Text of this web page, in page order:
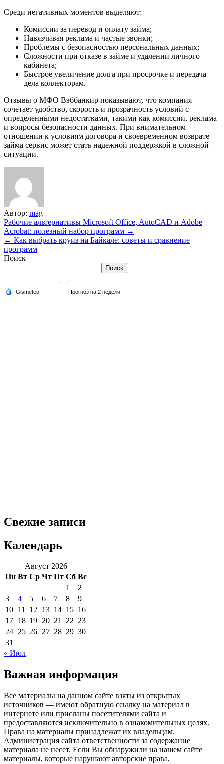
Среди негативных моментов выделяют:
Комиссии за перевод и оплату займа;
Навязчивая реклама и частые звонки;
Проблемы с безопасностью персональных данных;
Сложности при отказе в займе и удалении личного
кабинета;
Быстрое увеличение долга при просрочке и передача
дела коллекторам.
Отзывы о МФО Вэббанкир показывают, что компания
сочетает удобство, скорость и прозрачность условий с
определенными недостатками, такими как комиссии, реклама
и вопросы безопасности данных. При внимательном
отношении к условиям договора и своевременном возврате
займа сервис может стать надежной поддержкой в сложной
ситуации.
Автор: mag
Навигация
по
записям
Рабочие альтернативы Microsoft Office, AutoCAD и Adobe
Acrobat: полезный набор программ →
← Как выбрать круиз на Байкале: советы и сравнение
программ
Поиск
Поиск
Свежие записи
Календарь
Август 2026
Пн Вт Ср Чт Пт Сб Вс
1
2
3
4 5 6 7 8
9
10 11 12 13 14 15 16
17 18 19 20 21 22 23
24 25 26 27 28 29 30
31
« Июл
Важная информация
Все материалы на данном сайте взяты из открытых
источников — имеют обратную ссылку на материал в
интернете или присланы посетителями сайта и
предоставляются исключительно в ознакомительных целях.
Права на материалы принадлежат их владельцам.
Администрация сайта ответственности за содержание
материала не несет. Если Вы обнаружили на нашем сайте
материалы, которые нарушают авторские права,